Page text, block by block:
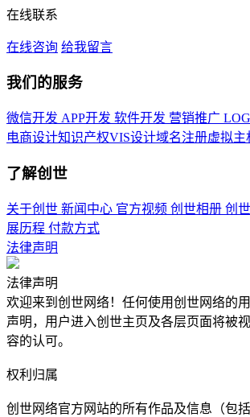
在线联系
在线咨询 给我留言
我们的服务
微信开发 APP开发 软件开发 营销推广
电商设计知识产权VIS设计域名注册虚拟主
了解创世
关于创世 新闻中心 官方视频 创世相册 创
展历程 付款方式
法律声明
法律声明
欢迎来到创世网络！任何使用创世网络的
声明，用户进入创世主页及各层页面将被
容的认可。
权利归属
创世网络官方网站的所有作品及信息（包